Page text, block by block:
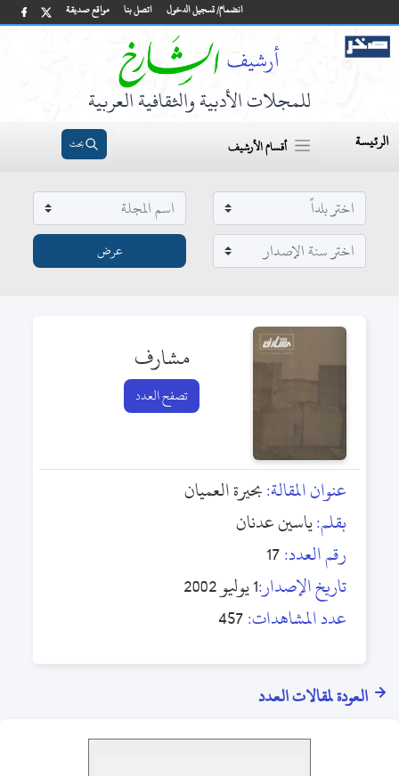
مواقع صديقة اتصل بنا انضمام/ تسجيل الدخول
للمجلات الأدبية والثقافية العربية
الرئيسة أقسام الأرشيف بحث
مشارف
تصفح العدد
عنوان المقالة:بحيرة العميان
بقلم:ياسين عدنان
رقم العدد:17
تاريخ الإصدار:1 يوليو 2002
عدد المشاهدات:457
العودة لمقالات العدد